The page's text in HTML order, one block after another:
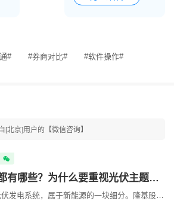
# #券商对比# #软件操作#
[北京]用户的【微信咨询】
[重庆]用户的【在线咨询】
[宁波]用户的【在线咨询】
[济南]用户的【微信咨询】
现在光伏主题基金都有哪些？为什么要重视光伏主题基金？
你好，光伏全称太阳能光伏发电系统，属于新能源的一块细分。隆基股份及通威股份应该是目前光伏行业的龙头企业，目前市场上没有专门的光伏ETF基金，可以关注新能源ETF基金。比如代码为399808的中证...